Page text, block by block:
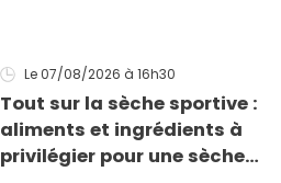
Le 07/08/2026 à 16h30
Tout sur la sèche sportive :
aliments et ingrédients à
privilégier pour une sèche